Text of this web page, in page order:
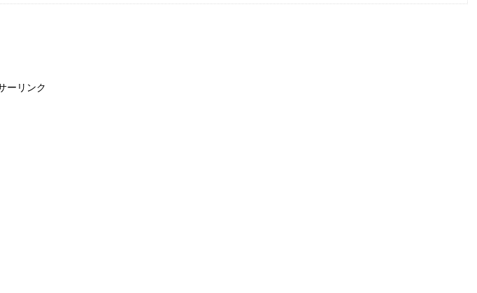
ーリンク